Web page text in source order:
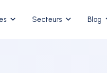
Blog
Secteurs